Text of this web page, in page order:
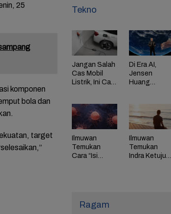
25
komponen
bola dan
target
Tekno
Jangan Salah
Cas Mobil
Listrik, Ini Cara
PLN di HP
Di Era AI,
Jensen
Huang
Karyawan
Tinggi
Ilmuwan
Temukan
Cara “Isi
Ilmuwan
Temukan
Indra Ketujuh
Ragam